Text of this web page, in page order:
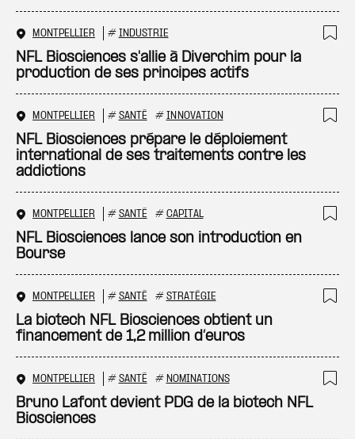
MONTPELLIER # INDUSTRIE
NFL Biosciences s'allie à Diverchim pour la
production de ses principes actifs
MONTPELLIER # SANTÉ # INNOVATION
NFL Biosciences prépare le déploiement
international de ses traitements contre les
addictions
MONTPELLIER # SANTÉ # CAPITAL
NFL Biosciences lance son introduction en
Bourse
MONTPELLIER # SANTÉ # STRATÉGIE
La biotech NFL Biosciences obtient un
financement de 1,2 million d’euros
MONTPELLIER # SANTÉ # NOMINATIONS
Bruno Lafont devient PDG de la biotech NFL
Biosciences